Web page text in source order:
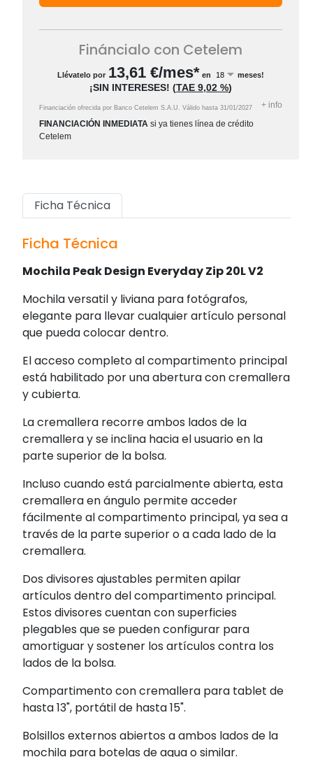
Fináncialo con Cetelem
Llévatelo por 13,61 €/mes* en meses!
¡SIN INTERESES! (TAE 9,02 %)
Financiación ofrecida por Banco Cetelem S.A.U. Válido hasta 31/01/2027 + info
FINANCIACIÓN INMEDIATA si ya tienes línea de crédito
Cetelem
Ficha Técnica
Ficha Técnica
Mochila Peak Design Everyday Zip 20L V2
Mochila versatil y liviana para fotógrafos,
elegante para llevar cualquier artículo personal
que pueda colocar dentro.
El acceso completo al compartimento principal
está habilitado por una abertura con cremallera
y cubierta.
La cremallera recorre ambos lados de la
cremallera y se inclina hacia el usuario en la
parte superior de la bolsa.
Incluso cuando está parcialmente abierta, esta
cremallera en ángulo permite acceder
fácilmente al compartimento principal, ya sea a
través de la parte superior o a cada lado de la
cremallera.
Dos divisores ajustables permiten apilar
artículos dentro del compartimento principal.
Estos divisores cuentan con superficies
plegables que se pueden configurar para
amortiguar y sostener los artículos contra los
lados de la bolsa.
Compartimento con cremallera para tablet de
hasta 13", portátil de hasta 15".
Bolsillos externos abiertos a ambos lados de la
mochila para botelas de agua o similar.